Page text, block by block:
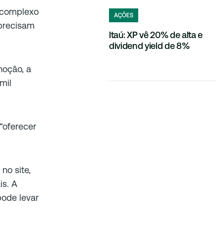
a
site,
A
levar
AÇÕES
Itaú: XP vê 20% de alta e
dividend yield de 8%